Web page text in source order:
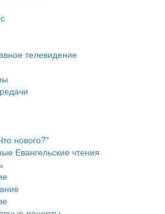
телевидение
нового?"
Евангельские чтения